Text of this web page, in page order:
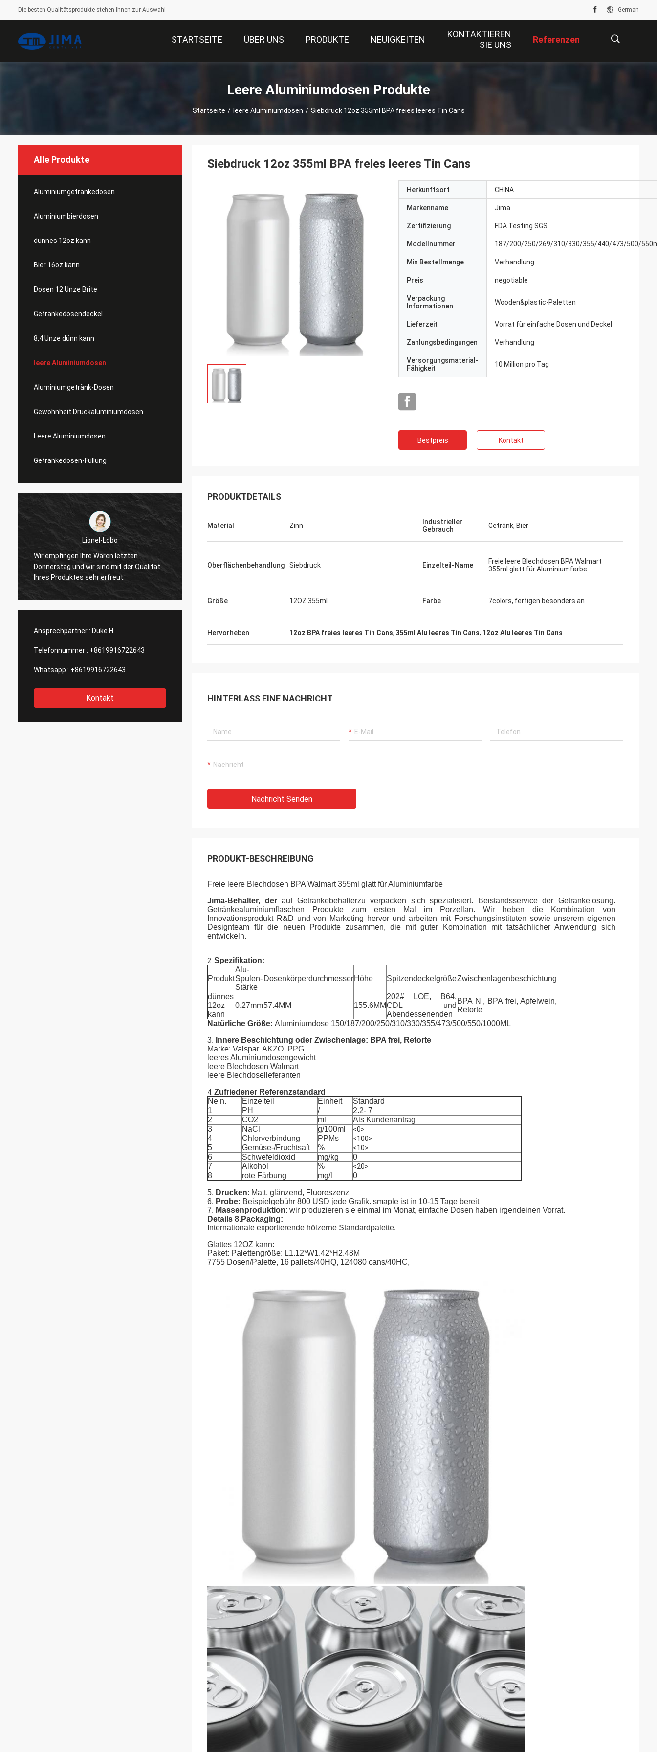
Die besten Qualitätsprodukte stehen Ihnen zur Auswahl German
STARTSEITE ÜBER UNS PRODUKTE NEUIGKEITEN
KONTAKTIEREN
SIE UNS
Referenzen
Leere Aluminiumdosen Produkte
Startseite / leere Aluminiumdosen / Siebdruck 12oz 355ml BPA freies leeres Tin Cans
Alle Produkte
Aluminiumgetränkedosen
Aluminiumbierdosen
dünnes 12oz kann
Bier 16oz kann
Dosen 12 Unze Brite
Getränkedosendeckel
8,4 Unze dünn kann
leere Aluminiumdosen
Aluminiumgetränk-Dosen
Gewohnheit Druckaluminiumdosen
Leere Aluminiumdosen
Getränkedosen-Füllung
Lionel-Lobo
Wir empfingen Ihre Waren letzten
Donnerstag und wir sind mit der Qualität
Ihres Produktes sehr erfreut.
Kennzeichen von USA
und Promi-Service, halten wir Vertrag und
Ansprechpartner : Duke H
Telefonnummer : +8619916722643
Whatsapp : +8619916722643
Kontakt
Siebdruck 12oz 355ml BPA freies leeres Tin Cans
Herkunftsort CHINA
Markenname Jima
Zertifizierung FDA Testing SGS
Modellnummer 187/200/250/269/310/330/355/440/473/500/
Min Bestellmenge Verhandlung
Preis negotiable
Verpackung
Informationen
Wooden&plastic-Paletten
Lieferzeit Vorrat für einfache Dosen und Deckel
Zahlungsbedingungen Verhandlung
Versorgungsmaterial-
Fähigkeit
10 Million pro Tag
Bestpreis Kontakt
PRODUKTDETAILS
Material Zinn
Industrieller
Gebrauch
Getränk, Bier
Oberflächenbehandlung Siebdruck Einzelteil-Name
Freie leere Blechdosen BPA Walmart
355ml glatt für Aluminiumfarbe
Größe 12OZ 355ml Farbe 7colors, fertigen besonders an
Hervorheben 12oz BPA freies leeres Tin Cans, 355ml Alu leeres Tin Cans, 12oz Alu leeres Tin Cans
HINTERLASS EINE NACHRICHT
Nachricht Senden
PRODUKT-BESCHREIBUNG
Freie leere Blechdosen BPA Walmart 355ml glatt für Aluminiumfarbe
Jima-Behälter, derauf Getränkebehälterzu verpacken sich spezialisiert. Beistandsservice der Getränkelösung.
Getränkealuminiumflaschen Produkte zum ersten Mal im Porzellan. Wir heben die Kombination von
Innovationsprodukt R&D und von Marketing hervor und arbeiten mit Forschungsinstituten sowie unserem eigenen
Designteam für die neuen Produkte zusammen, die mit guter Kombination mit tatsächlicher Anwendung sich
entwickeln.
2. Spezifikation:
Produkt
Alu-
Spulen-
Stärke
DosenkörperdurchmesserHöhe SpitzendeckelgrößeZwischenlagenbeschichtung
dünnes
12oz
kann
0.27mm57.4MM 155.6MM
202# LOE, B64,
CDL und
Abendessenenden
BPA Ni, BPA frei, Apfelwein,
Retorte
Natürliche Größe: Aluminiumdose 150/187/200/250/310/330/355/473/500/550/1000ML
3. Innere Beschichtung oder Zwischenlage: BPA frei, Retorte
Marke: Valspar, AKZO, PPG
leeres Aluminiumdosengewicht
leere Blechdosen Walmart
leere Blechdoselieferanten
4. Zufriedener Referenzstandard
Nein.
Einzelteil Einheit
Standard
1
PH /
2.2- 7
2
CO2 ml
Als Kundenantrag
3
NaCl g/100ml <0>
4 Chlorverbindung PPMs <100>
5 Gemüse-/Fruchtsaft % <10>
6 Schwefeldioxid mg/kg
0
7
Alkohol % <20>
8 rote Färbung mg/l 0
5. Drucken: Matt, glänzend, Fluoreszenz
6. Probe: Beispielgebühr 800 USD jede Grafik. smaple ist in 10-15 Tage bereit
7. Massenproduktion: wir produzieren sie einmal im Monat, einfache Dosen haben irgendeinen Vorrat.
Details 8.Packaging:
Internationale exportierende hölzerne Standardpalette.
Glattes 12OZ kann:
Paket: Palettengröße: L1.12*W1.42*H2.48M
7755 Dosen/Palette, 16 pallets/40HQ, 124080 cans/40HC,